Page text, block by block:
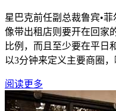
星巴克前任副总裁鲁宾•
像带出租店则要开在回家
比例，而且至少要在平日
以3分钟来定义主要商圈
阅读更多